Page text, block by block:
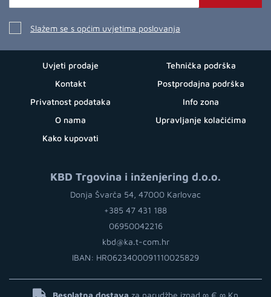
Slažem se s općim uvjetima poslovanja
Uvjeti prodaje
Kontakt
Privatnost podataka
O nama
Kako kupovati
Tehnička podrška
Postprodajna podrška
Info zona
Upravljanje kolačićima
KBD Trgovina i inženjering d.o.o.
Donja Švarča 54, 47000 Karlovac
+385 47 431 188
06950042216
kbd@ka.t-com.hr
IBAN: HR0623400091110025829
Besplatna dostava za narudžbe iznad ∞ € ∞ Kn